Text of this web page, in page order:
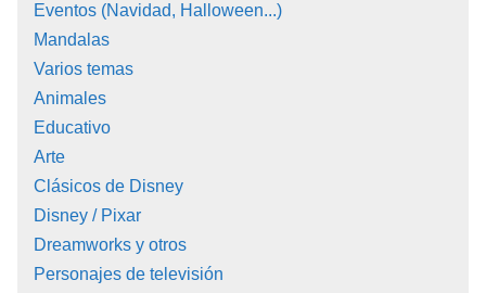
Eventos (Navidad, Halloween...)
Mandalas
Varios temas
Animales
Educativo
Arte
Clásicos de Disney
Disney / Pixar
Dreamworks y otros
Personajes de televisión